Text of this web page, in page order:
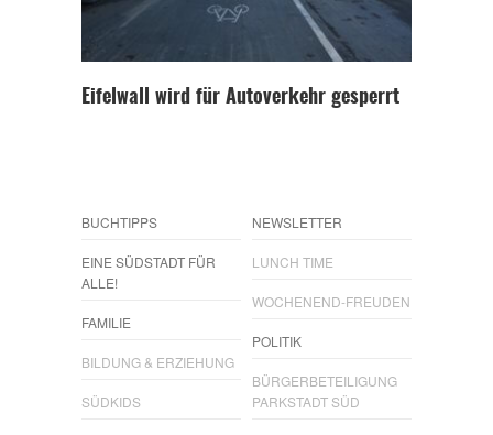
Eifelwall wird für Autoverkehr gesperrt
BUCHTIPPS
EINE SÜDSTADT FÜR
ALLE!
FAMILIE
BILDUNG & ERZIEHUNG
SÜDKIDS
NEWSLETTER
LUNCH TIME
WOCHENEND-FREUDEN
POLITIK
BÜRGERBETEILIGUNG
PARKSTADT SÜD